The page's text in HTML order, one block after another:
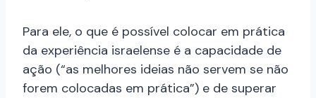
Para ele, o que é possível colocar em prática
da experiência israelense é a capacidade de
ação (“as melhores ideias não servem se não
forem colocadas em prática”) e de superar